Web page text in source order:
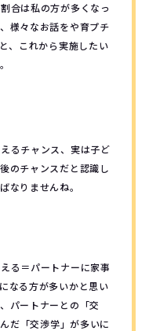
合は私の方が多くなっ
様々なお話をや育プチ
、これから実施したい
るチャンス、実は子ど
のチャンスだと認識し
なりませんね。
る＝パートナーに家事
なる方が多いかと思い
パートナーとの「交
だ「交渉学」が多いに